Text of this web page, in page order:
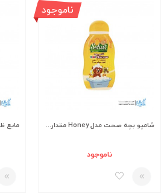
شامپو بچه صحت مدل Honey مقدار 110 گرم
ناموجود
ناموجود